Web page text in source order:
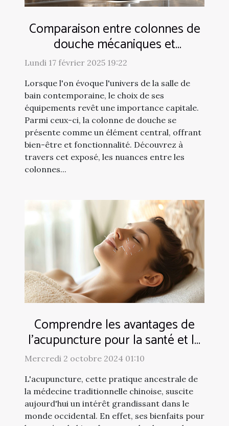
Comparaison entre colonnes de
douche mécaniques et
thermostatiques
Lundi 17 février 2025 19:22
Lorsque l'on évoque l'univers de la salle de
bain contemporaine, le choix de ses
équipements revêt une importance capitale.
Parmi ceux-ci, la colonne de douche se
présente comme un élément central, offrant
bien-être et fonctionnalité. Découvrez à
travers cet exposé, les nuances entre les
colonnes...
Comprendre les avantages de
l'acupuncture pour la santé et le
bien-être
Mercredi 2 octobre 2024 01:10
L'acupuncture, cette pratique ancestrale de
la médecine traditionnelle chinoise, suscite
aujourd'hui un intérêt grandissant dans le
monde occidental. En effet, ses bienfaits pour